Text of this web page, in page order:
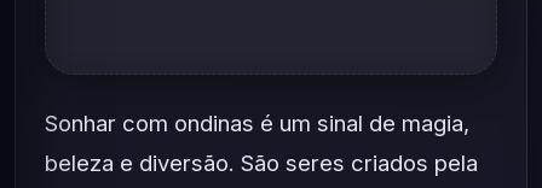
Sonhar com ondinas é um sinal de magia,
beleza e diversão. São seres criados pela